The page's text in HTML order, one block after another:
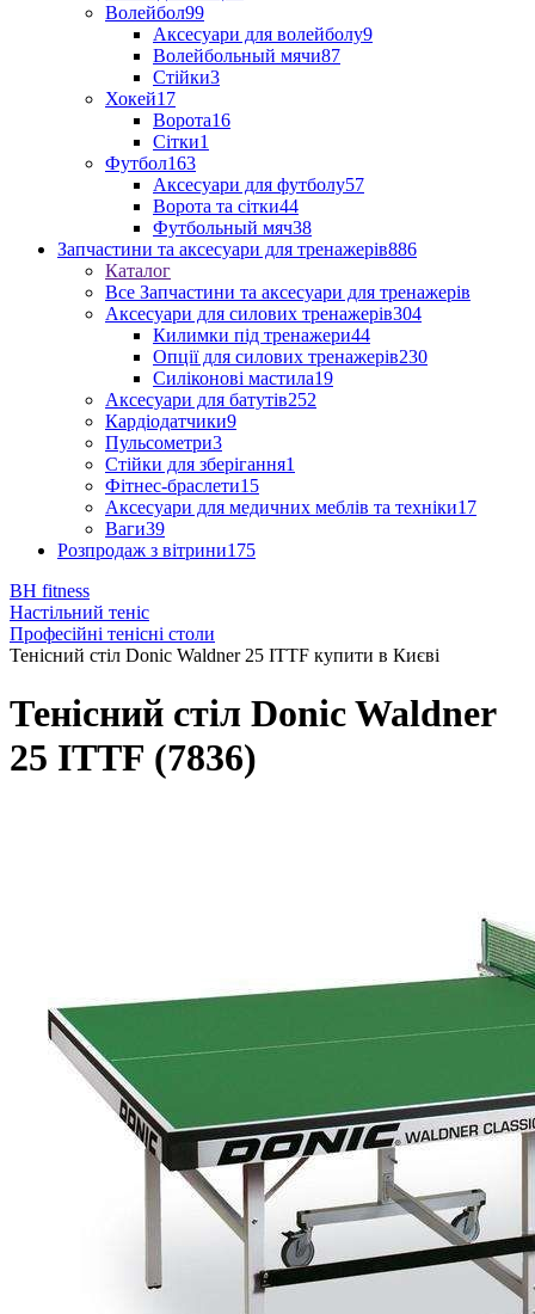
Волейбол99
Аксесуари для волейболу9
Волейбольный мячи87
Стійки3
Хокей17
Ворота16
Сітки1
Футбол163
Аксесуари для футболу57
Ворота та сітки44
Футбольный мяч38
Запчастини та аксесуари для тренажерів886
Каталог
Все Запчастини та аксесуари для тренажерів
Аксесуари для силових тренажерів304
Килимки під тренажери44
Опції для силових тренажерів230
Силіконові мастила19
Аксесуари для батутів252
Кардіодатчики9
Пульсометри3
Стійки для зберігання1
Фітнес-браслети15
Аксесуари для медичних меблів та техніки17
Ваги39
Розпродаж з вітрини175
BH fitness
Настільний теніс
Професійні тенісні столи
Тенісний стіл Donic Waldner 25 ITTF купити в Києві
Тенісний стіл Donic Waldner
25 ITTF (7836)